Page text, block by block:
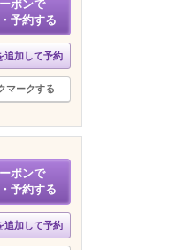
ポンで
予約する
追加して予約
マークする
ポンで
予約する
追加して予約